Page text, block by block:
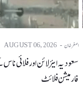
اصغر خان AUGUST 06, 2026
سعودیہ ایئر لائن اور فلائی
فارمیشن فلائٹ